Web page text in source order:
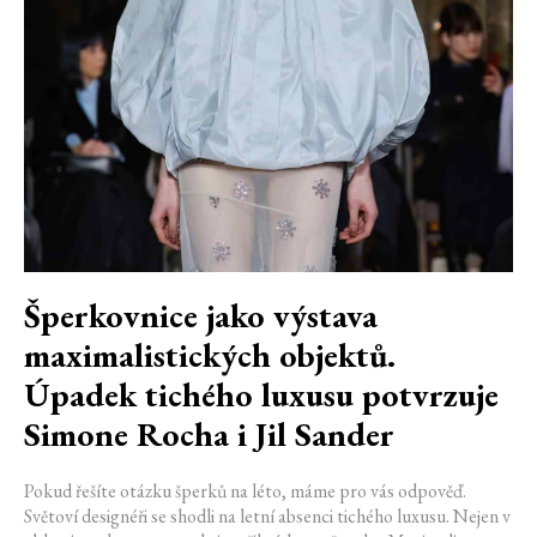
Šperkovnice jako výstava
maximalistických objektů.
Úpadek tichého luxusu potvrzuje
Simone Rocha i Jil Sander
Pokud řešíte otázku šperků na léto, máme pro vás odpověď.
Světoví designéři se shodli na letní absenci tichého luxusu. Nejen v